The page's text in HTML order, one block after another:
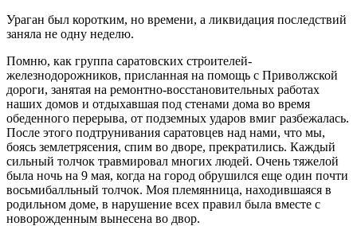
Ураган был коротким, но времени, а ликвидация последствий
заняла не одну неделю.
Помню, как группа саратовских строителей-
железнодорожников, присланная на помощь с Приволжской
дороги, занятая на ремонтно-восстановительных рабо­тах
наших домов и отдыхавшая под стенами дома во время
обеденного перерыва, от подземных ударов вмиг разбежалась.
После этого подтрунивания саратовцев над нами, что мы,
боясь землетрясения, спим во дво­ре, прекратились. Каждый
сильный толчок травмиро­вал многих людей. Очень тяжелой
была ночь на 9 мая, когда на город обрушился еще один почти
восьми­балльный толчок. Моя племянница, находившаяся в
родильном доме, в нарушение всех правил была вмес­те с
новорожденным вынесена во двор.